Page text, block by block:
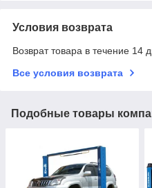
Условия возврата
Возврат товара в течение 14
Все условия возврата
Подобные товары